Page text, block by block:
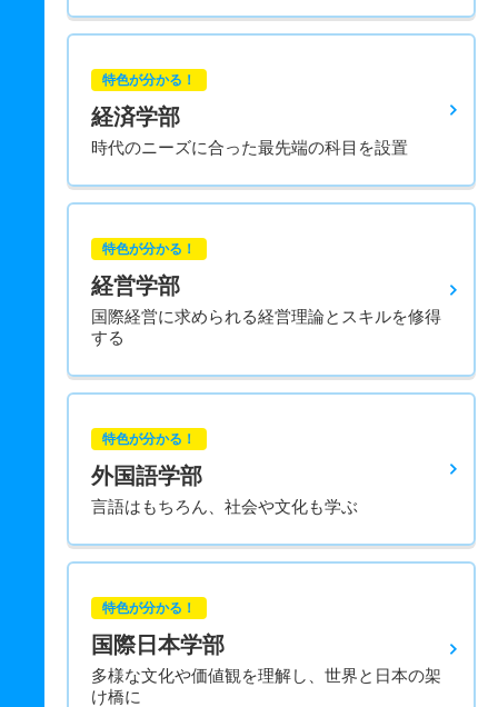
特色が分かる！
経済学部
時代のニーズに合った最先端の科目を設置
特色が分かる！
経営学部
国際経営に求められる経営理論とスキルを修得
する
特色が分かる！
外国語学部
言語はもちろん、社会や文化も学ぶ
特色が分かる！
国際日本学部
多様な文化や価値観を理解し、世界と日本の架
け橋に